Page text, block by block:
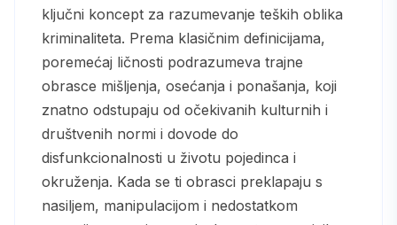
ključni koncept za razumevanje teških oblika
kriminaliteta. Prema klasičnim definicijama,
poremećaj ličnosti podrazumeva trajne
obrasce mišljenja, osećanja i ponašanja, koji
znatno odstupaju od očekivanih kulturnih i
društvenih normi i dovode do
disfunkcionalnosti u životu pojedinca i
okruženja. Kada se ti obrasci preklapaju s
nasiljem, manipulacijom i nedostatkom